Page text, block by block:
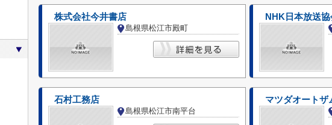
株式会社今井書店
島根県松江市殿町
NHK日本放送
石村工務店
島根県松江市南平台
マツダオートザ